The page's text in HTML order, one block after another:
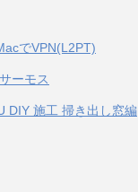
でVPN(L2PT)
ーモス
DIY 施工 掃き出し窓編